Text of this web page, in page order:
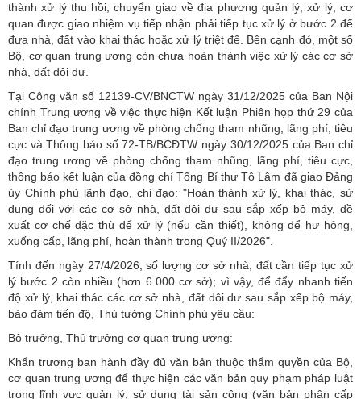
thành xử lý thu hồi, chuyển giao về địa phương quản lý, xử lý, cơ
quan được giao nhiệm vụ tiếp nhận phải tiếp tục xử lý ở bước 2 để
đưa nhà, đất vào khai thác hoặc xử lý triệt để. Bên cạnh đó, một số
Bộ, cơ quan trung ương còn chưa hoàn thành việc xử lý các cơ sở
nhà, đất dôi dư.
Tại Công văn số 12139-CV/BNCTW ngày 31/12/2025 của Ban Nội
chính Trung ương về việc thực hiện Kết luận Phiên họp thứ 29 của
Ban chỉ đạo trung ương về phòng chống tham nhũng, lãng phí, tiêu
cực và Thông báo số 72-TB/BCĐTW ngày 30/12/2025 của Ban chỉ
đạo trung ương về phòng chống tham nhũng, lãng phí, tiêu cực,
thông báo kết luận của đồng chí Tổng Bí thư Tô Lâm đã giao Đảng
ủy Chính phủ lãnh đạo, chỉ đạo: "Hoàn thành xử lý, khai thác, sử
dụng đối với các cơ sở nhà, đất dôi dư sau sắp xếp bộ máy, đề
xuất cơ chế đặc thù để xử lý (nếu cần thiết), không để hư hỏng,
xuống cấp, lãng phí, hoàn thành trong Quý II/2026".
Tính đến ngày 27/4/2026, số lượng cơ sở nhà, đất cần tiếp tục xử
lý bước 2 còn nhiều (hơn 6.000 cơ sở); vì vậy, để đẩy nhanh tiến
độ xử lý, khai thác các cơ sở nhà, đất dôi dư sau sắp xếp bộ máy,
bảo đảm tiến độ, Thủ tướng Chính phủ yêu cầu:
Bộ trưởng, Thủ trưởng cơ quan trung ương:
Khẩn trương ban hành đầy đủ văn bản thuộc thẩm quyền của Bộ,
cơ quan trung ương để thực hiện các văn bản quy phạm pháp luật
trong lĩnh vực quản lý, sử dụng tài sản công (văn bản phân cấp